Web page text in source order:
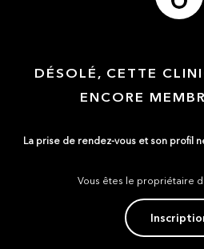
DÉSOLÉ, CETTE
ENCORE
La prise de rendez-vous et son profil
Vous êtes le propriétaire